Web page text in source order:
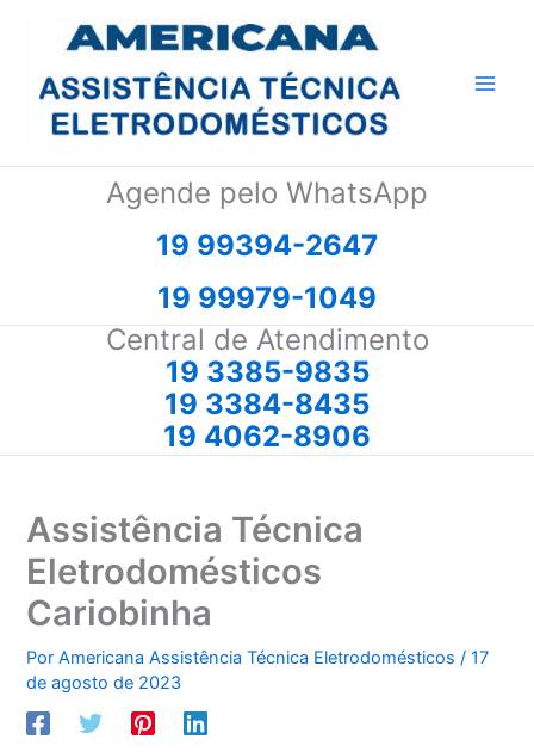
conteúdo
Agende pelo WhatsApp
19 99394-2647
19 99979-1049
Central de Atendimento
19 3385-9835
19 3384-8435
19 4062-8906
Assistência Técnica
Eletrodomésticos
Cariobinha
PorAmericana Assistência Técnica Eletrodomésticos/17
de agosto de 2023